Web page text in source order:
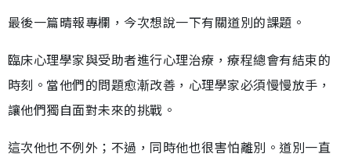
最後一篇晴報專欄，今次想說一下有關道別的課題。
臨床心理學家與受助者進行心理治療，療程總會有結束的
時刻。當他們的問題愈漸改善，心理學家必須慢慢放手，
讓他們獨自面對未來的挑戰。
這次他也不例外；不過，同時他也很害怕離別。道別一直